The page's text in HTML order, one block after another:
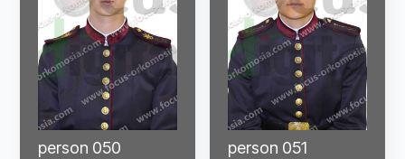
person 050 person 051